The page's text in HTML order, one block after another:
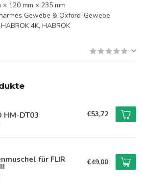
120 mm × 235 mm
Gewebe & Oxford-Gewebe
4K, HABROK
HM-DT03 €53,72
für FLIR €49,00